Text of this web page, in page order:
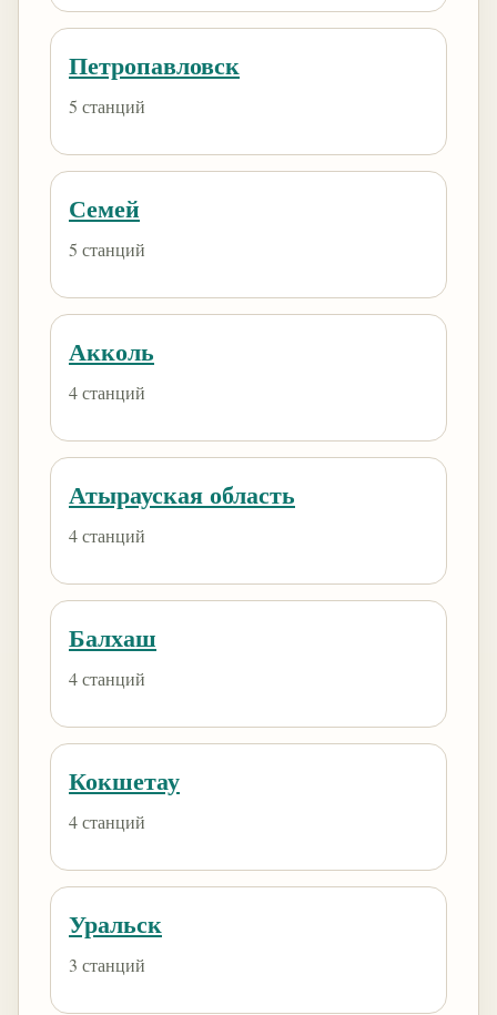
Петропавловск
5 станций
Семей
5 станций
Акколь
4 станций
Атырауская область
4 станций
Балхаш
4 станций
Кокшетау
4 станций
Уральск
3 станций